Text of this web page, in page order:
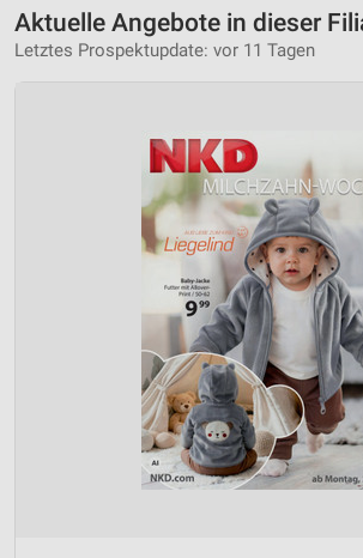
Aktuelle Angebote in dieser
Letztes Prospektupdate: vor 11 Tagen